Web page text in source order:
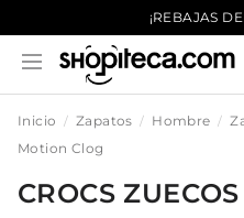
¡REBAJAS
Inicio Zapatos Hombre
Motion Clog
CROCS ZUECOS